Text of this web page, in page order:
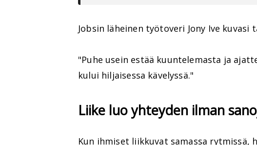
Jobsin läheinen työtoveri Jony Ive kuvasi
"Puhe usein estää kuuntelemasta ja
kului hiljaisessa kävelyssä."
Liike luo yhteyden ilman
Kun ihmiset liikkuvat samassa rytmissä,